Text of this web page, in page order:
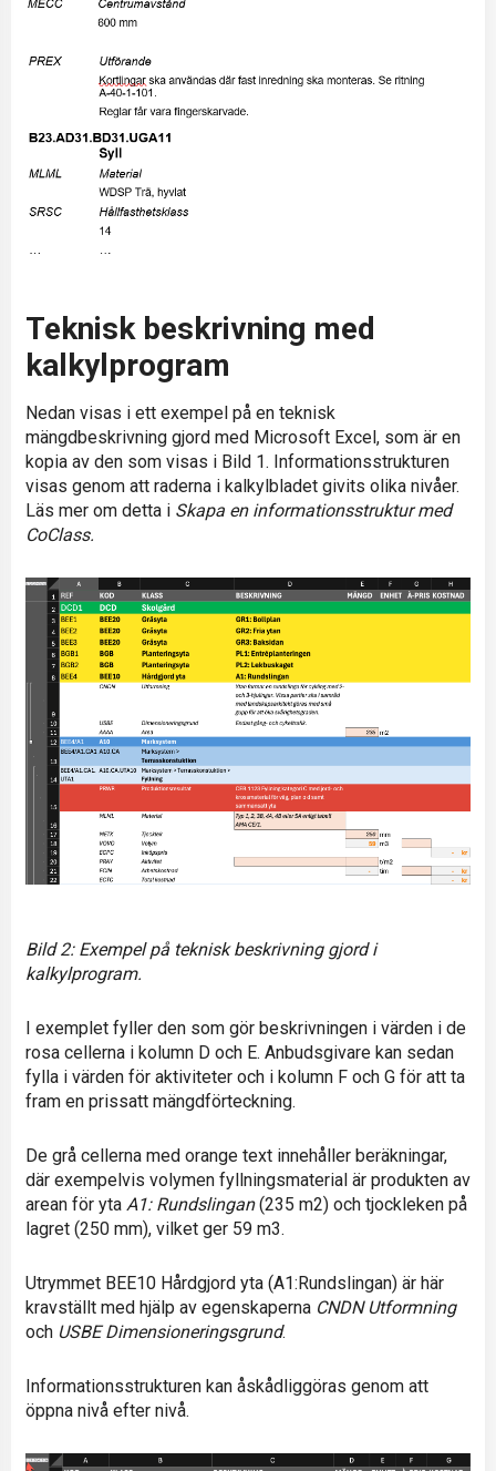
Teknisk beskrivning med
kalkylprogram
Nedan visas i ett exempel på en teknisk
mängdbeskrivning gjord med Microsoft Excel, som är en
kopia av den som visas i Bild 1. Informationsstrukturen
visas genom att raderna i kalkylbladet givits olika nivåer.
Läs mer om detta i Skapa en informationsstruktur med
CoClass.
Bild 2: Exempel på teknisk beskrivning gjord i
kalkylprogram.
I exemplet fyller den som gör beskrivningen i värden i de
rosa cellerna i kolumn D och E. Anbudsgivare kan sedan
fylla i värden för aktiviteter och i kolumn F och G för att ta
fram en prissatt mängdförteckning.
De grå cellerna med orange text innehåller beräkningar,
där exempelvis volymen fyllningsmaterial är produkten av
arean för yta A1: Rundslingan(235 m2) och tjockleken på
lagret (250 mm), vilket ger 59 m3.
Utrymmet BEE10 Hårdgjord yta (A1:Rundslingan) är här
kravställt med hjälp av egenskaperna CNDN Utformning
och USBE Dimensioneringsgrund.
Informationsstrukturen kan åskådliggöras genom att
öppna nivå efter nivå.